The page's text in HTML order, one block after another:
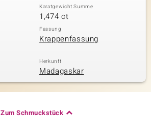
Karatgewicht Summe
1,474 ct
Fassung
Krappenfassung
Herkunft
Madagaskar
Zum Schmuckstück